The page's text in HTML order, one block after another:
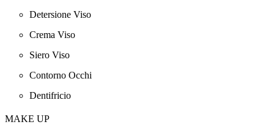
Detersione Viso
Crema Viso
Siero Viso
Contorno Occhi
Dentifricio
MAKE UP